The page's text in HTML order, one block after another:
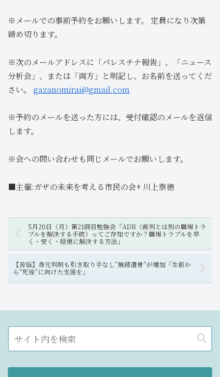
※メールでの事前予約をお願いします。 定員になり次第
締め切ります。
※次のメールアドレスに「パレスチナ報告」、「ニュース
分析会」、または「両方」と明記し、お名前を送ってくだ
さい。 gazanomirai@gmail.com
※予約のメールを送った方には、受付確認のメールを返信
します。
※会への問い合わせも同じメールでお願いします。
■主催:ガザの未来を考える市民の会+ 川上泰徳
5月20日（月）第21回目勉強会「ADR（裁判とは別の職場トラ
ブルを解決する手続）ってご存知ですか？職場トラブルを早
く・安く・穏便に解決する方法」
【苦悩】身元判明も引き取り手なし”無縁遺骨”が増加「生前か
ら”死後”に向けた支援を」